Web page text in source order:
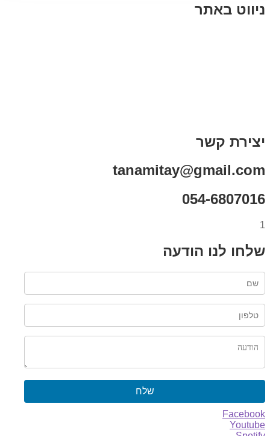
ניווט באתר
יצירת קשר
tanamitay@gmail.com
054-6807016
1
שלחו לנו הודעה
שלח
Facebook
Youtube